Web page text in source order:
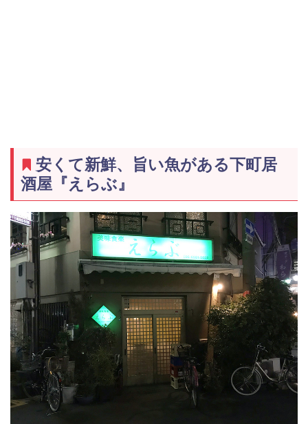
安くて新鮮、旨い魚がある下町居
酒屋『えらぶ』